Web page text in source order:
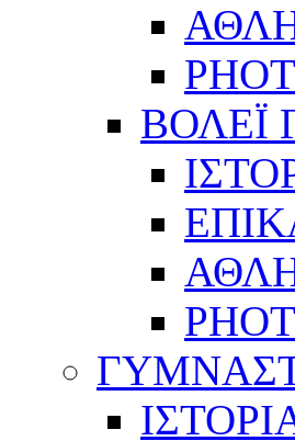
ΒΟΛΕΪ